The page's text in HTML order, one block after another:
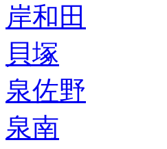
岸和田
貝塚
泉佐野
泉南